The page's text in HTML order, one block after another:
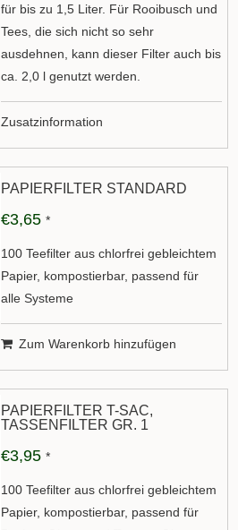
für bis zu 1,5 Liter. Für Rooibusch und
Tees, die sich nicht so sehr
ausdehnen, kann dieser Filter auch bis
ca. 2,0 l genutzt werden.
Zusatzinformation
PAPIERFILTER STANDARD
€3,65 *
100 Teefilter aus chlorfrei gebleichtem
Papier, kompostierbar, passend für
alle Systeme
Zum Warenkorb hinzufügen
PAPIERFILTER T-SAC,
TASSENFILTER GR. 1
€3,95 *
100 Teefilter aus chlorfrei gebleichtem
Papier, kompostierbar, passend für